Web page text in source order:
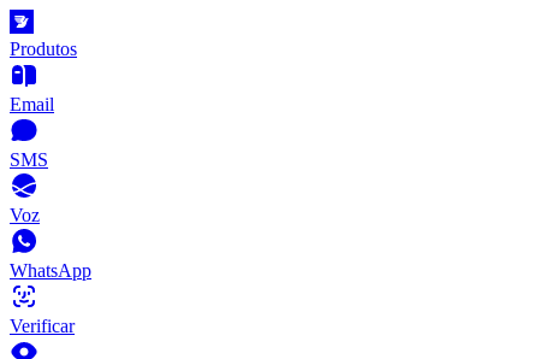
Produtos
Email
SMS
Voz
WhatsApp
Verificar